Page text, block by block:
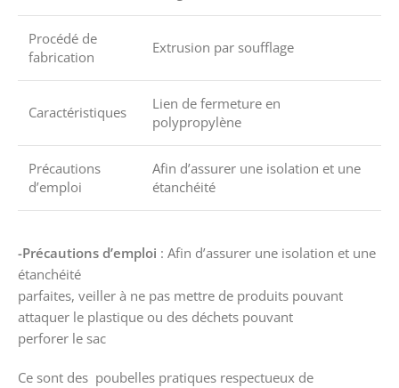
Procédé de
fabrication
Extrusion par soufflage
Caractéristiques
Lien de fermeture en
polypropylène
Précautions
d’emploi
Afin d’assurer une isolation et une
étanchéité
-Précautions d’emploi : Afin d’assurer une isolation et une
étanchéité
parfaites, veiller à ne pas mettre de produits pouvant
attaquer le plastique ou des déchets pouvant
perforer le sac
Ce sont des poubelles pratiques respectueux de